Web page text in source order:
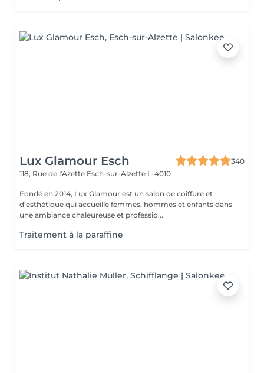
Lux Glamour Esch
340
118, Rue de l'Azette Esch-sur-Alzette L-4010
Fondé en 2014, Lux Glamour est un salon de coiffure et
d'esthétique qui accueille femmes, hommes et enfants dans
une ambiance chaleureuse et professio...
Traitement à la paraffine